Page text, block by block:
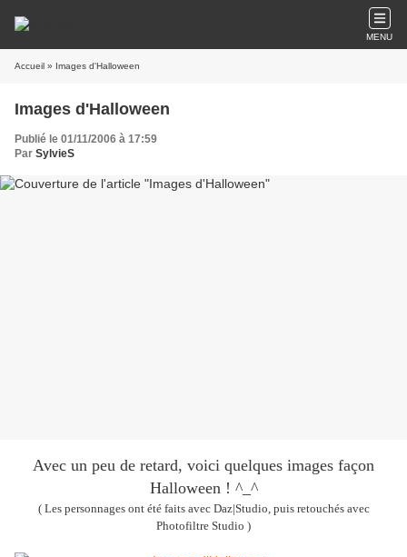
MENU
Accueil » Images d'Halloween
Images d'Halloween
Publié le 01/11/2006 à 17:59
Par SylvieS
Avec un peu de retard, voici quelques images façon
Halloween ! ^_^
( Les personnages ont été faits avec Daz|Studio, puis retouchés avec
Photofiltre Studio )